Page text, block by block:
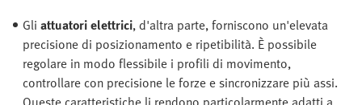
Gli attuatori elettrici, d'altra parte, forniscono un'elevata
precisione di posizionamento e ripetibilità. È possibile
regolare in modo flessibile i profili di movimento,
controllare con precisione le forze e sincronizzare più assi.